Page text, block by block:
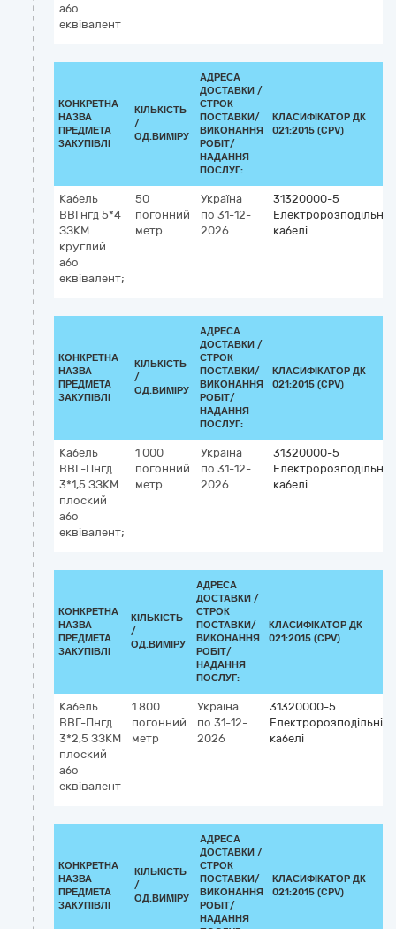
або
еквівалент
КОНКРЕТНА
НАЗВА
ПРЕДМЕТА
ЗАКУПІВЛІ
КІЛЬКІСТЬ
/
ОД.ВИМІРУ
АДРЕСА
ДОСТАВКИ /
СТРОК
ПОСТАВКИ/
ВИКОНАННЯ
РОБІТ/
НАДАННЯ
ПОСЛУГ:
КЛАСИФІКАТОР ДК
021:2015 (CPV)
Кабель
ВВГнгд 5*4
ЗЗКМ
круглий
або
еквівалент;
50
погонний
метр
Україна
по 31-12-
2026
31320000-5
Електророзподільні
кабелі
КОНКРЕТНА
НАЗВА
ПРЕДМЕТА
ЗАКУПІВЛІ
КІЛЬКІСТЬ
/
ОД.ВИМІРУ
АДРЕСА
ДОСТАВКИ /
СТРОК
ПОСТАВКИ/
ВИКОНАННЯ
РОБІТ/
НАДАННЯ
ПОСЛУГ:
КЛАСИФІКАТОР ДК
021:2015 (CPV)
Кабель
ВВГ-Пнгд
3*1,5 ЗЗКМ
плоский
або
еквівалент;
1 000
погонний
метр
Україна
по 31-12-
2026
31320000-5
Електророзподільні
кабелі
КОНКРЕТНА
НАЗВА
ПРЕДМЕТА
ЗАКУПІВЛІ
КІЛЬКІСТЬ
/
ОД.ВИМІРУ
АДРЕСА
ДОСТАВКИ /
СТРОК
ПОСТАВКИ/
ВИКОНАННЯ
РОБІТ/
НАДАННЯ
ПОСЛУГ:
КЛАСИФІКАТОР ДК
021:2015 (CPV)
Кабель
ВВГ-Пнгд
3*2,5 ЗЗКМ
плоский
або
еквівалент
1 800
погонний
метр
Україна
по 31-12-
2026
31320000-5
Електророзподільні
кабелі
КОНКРЕТНА
НАЗВА
ПРЕДМЕТА
ЗАКУПІВЛІ
КІЛЬКІСТЬ
/
ОД.ВИМІРУ
АДРЕСА
ДОСТАВКИ /
СТРОК
ПОСТАВКИ/
ВИКОНАННЯ
РОБІТ/
НАДАННЯ
КЛАСИФІКАТОР ДК
021:2015 (CPV)